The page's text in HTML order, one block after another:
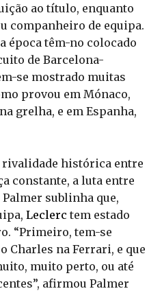
ao título, enquanto
companheiro de equipa.
época têm-no colocado
de Barcelona-
se mostrado muitas
provou em Mónaco,
grelha, e em Espanha,
rivalidade histórica entre
constante, a luta entre
sublinha que,
Leclerc tem estado
“Primeiro, tem-se
Charles na Ferrari, e que
muito perto, ou até
afirmou Palmer